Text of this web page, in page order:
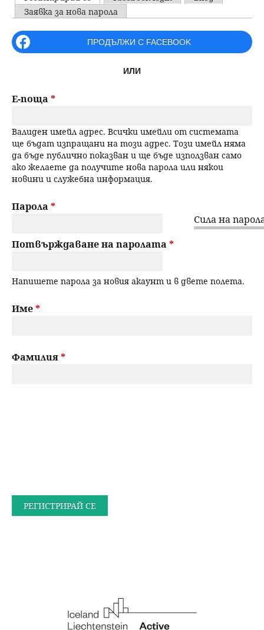
н
ю
ъ
р
е
н
е
u
P
r
i
a
y
t
a
b
Заявка за нова парола
ПРОДЪЛЖИ С FACEBOOK
ИЛИ
Е-поща *
Валиден имейл адрес. Всички имейли от системата
ще бъдат изпращани на този адрес. Този имейл няма
да бъде публично показван и ще бъде използван само
ако желаете да получите нова парола или някои
новини и служебна информация.
Сила на
Парола *
Потвърждаване на паролата *
Напишете парола за новия акаунт и в двете полета.
Име*
Фамилия*